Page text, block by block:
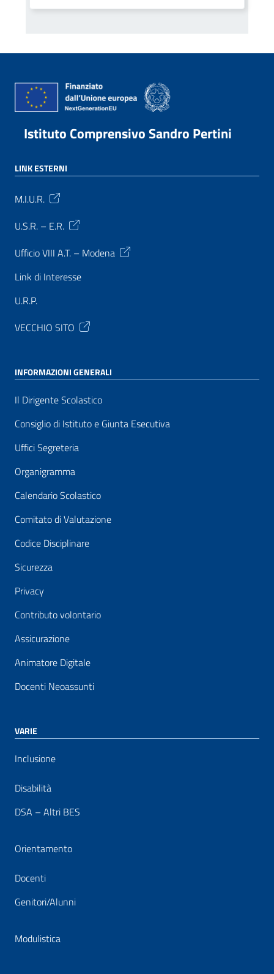
Istituto Comprensivo Sandro Pertini
LINK ESTERNI
M.I.U.R.
U.S.R. – E.R.
Ufficio VIII A.T. – Modena
Link di Interesse
U.R.P.
VECCHIO SITO
INFORMAZIONI GENERALI
Il Dirigente Scolastico
Consiglio di Istituto e Giunta Esecutiva
Uffici Segreteria
Organigramma
Calendario Scolastico
Comitato di Valutazione
Codice Disciplinare
Sicurezza
Privacy
Contributo volontario
Assicurazione
Animatore Digitale
Docenti Neoassunti
VARIE
Inclusione
Disabilità
DSA – Altri BES
Orientamento
Docenti
Genitori/Alunni
Modulistica